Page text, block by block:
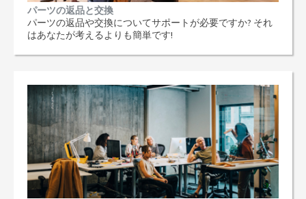
パーツの返品と交換
パーツの返品や交換についてサポートが必要ですか? それ
はあなたが考えるよりも簡単です!